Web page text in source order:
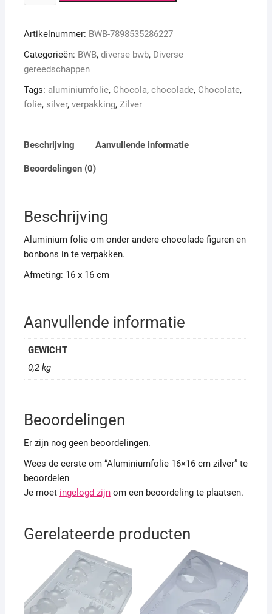
16x16
zilver
aantal
Artikelnummer: BWB-7898535286227
Categorieën: BWB, diverse bwb, Diverse
gereedschappen
Tags: aluminiumfolie, Chocola, chocolade, Chocolate,
folie, silver, verpakking, Zilver
Beschrijving Aanvullende informatie
Beoordelingen (0)
Beschrijving
Aluminium folie om onder andere chocolade figuren en
bonbons in te verpakken.
Afmeting: 16 x 16 cm
Aanvullende informatie
GEWICHT
0,2 kg
Beoordelingen
Er zijn nog geen beoordelingen.
Wees de eerste om “Aluminiumfolie 16×16 cm zilver” te
beoordelen
Je moet ingelogd zijnom een beoordeling te plaatsen.
Gerelateerde producten